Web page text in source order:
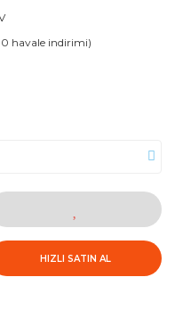
havale indirimi)
HIZLI SATIN AL